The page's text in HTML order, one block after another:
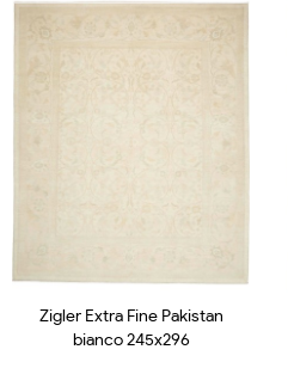
Zigler Extra Fine Pakistan
bianco 245x296